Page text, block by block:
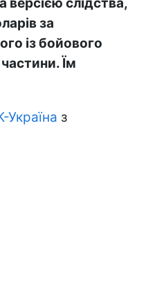
за
із бойового
Їм
Україна з